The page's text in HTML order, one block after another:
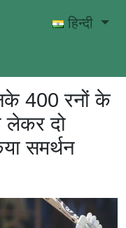
हिन्दी
400 रनों के
लेकर दो
समर्थन